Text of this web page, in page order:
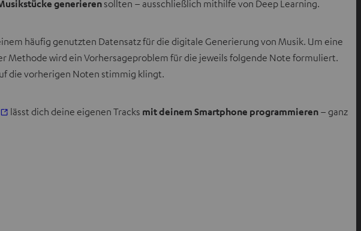
generieren sollten – ausschließlich mithilfe von Deep Learning.
häufig genutzten Datensatz für die digitale Generierung von Musik. Um eine
Methode wird ein Vorhersageproblem für die jeweils folgende Note formuliert.
die vorherigen Noten stimmig klingt.
lässt dich deine eigenen Tracks mit deinem Smartphone programmieren – ganz